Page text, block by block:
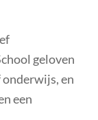
geloven
en
een